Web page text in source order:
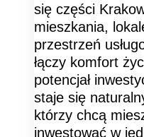
się części
mieszkania,
przestrzeń
łączy komfort
potencjał
staje się
którzy chcą
inwestować w